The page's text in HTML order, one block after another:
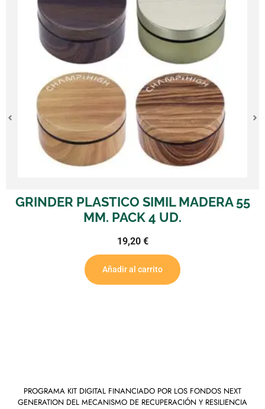
PLASTICO SIMIL MADERA 55
MM. PACK 4 UD.
19,20€
Añadir al carrito
PROGRAMA KIT DIGITAL FINANCIADO POR LOS FONDOS NEXT
GENERATION DEL MECANISMO DE RECUPERACIÓN Y RESILIENCIA